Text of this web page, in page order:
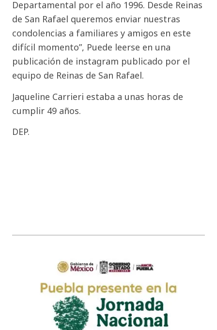
Departamental por el año 1996. Desde Reinas
de San Rafael queremos enviar nuestras
condolencias a familiares y amigos en este
difícil momento”, Puede leerse en una
publicación de instagram publicado por el
equipo de Reinas de San Rafael.
Jaqueline Carrieri estaba a unas horas de
cumplir 49 años.
DEP.